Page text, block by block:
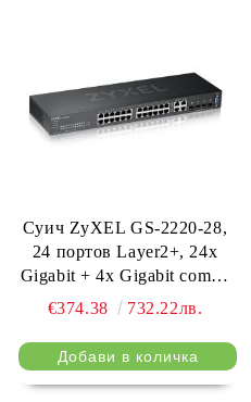
Суич ZyXEL GS-2220-28,
24 портов Layer2+, 24x
Gigabit + 4x Gigabit combo
(RJ45/SFP), управляем
€374.38 732.22лв.